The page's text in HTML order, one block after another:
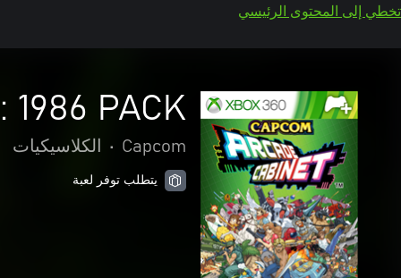
تخطي إلى المحتوى الرئيسي
1986 PACK
Capcom
• الكلاسيكيات
يتطلب توفر لعبة